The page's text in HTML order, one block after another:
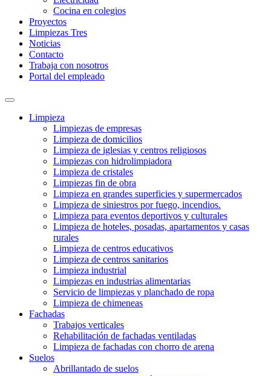
Cocina en colegios
Proyectos
Limpiezas Tres
Noticias
Contacto
Trabaja con nosotros
Portal del empleado
Limpieza
Limpiezas de empresas
Limpieza de domicilios
Limpieza de iglesias y centros religiosos
Limpiezas con hidrolimpiadora
Limpieza de cristales
Limpiezas fin de obra
Limpieza en grandes superficies y supermercados
Limpieza de siniestros por fuego, incendios.
Limpieza para eventos deportivos y culturales
Limpieza de hoteles, posadas, apartamentos y casas
rurales
Limpieza de centros educativos
Limpieza de centros sanitarios
Limpieza industrial
Limpiezas en industrias alimentarias
Servicio de limpiezas y planchado de ropa
Limpieza de chimeneas
Fachadas
Trabajos verticales
Rehabilitación de fachadas ventiladas
Limpieza de fachadas con chorro de arena
Suelos
Abrillantado de suelos